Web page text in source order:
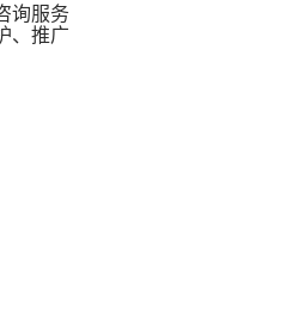
询服务
、推广